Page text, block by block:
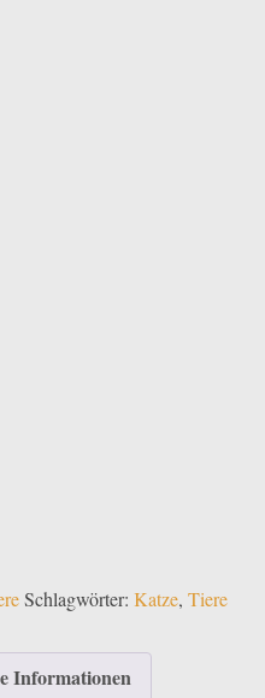
Schlagwörter: Katze, Tiere
Informationen